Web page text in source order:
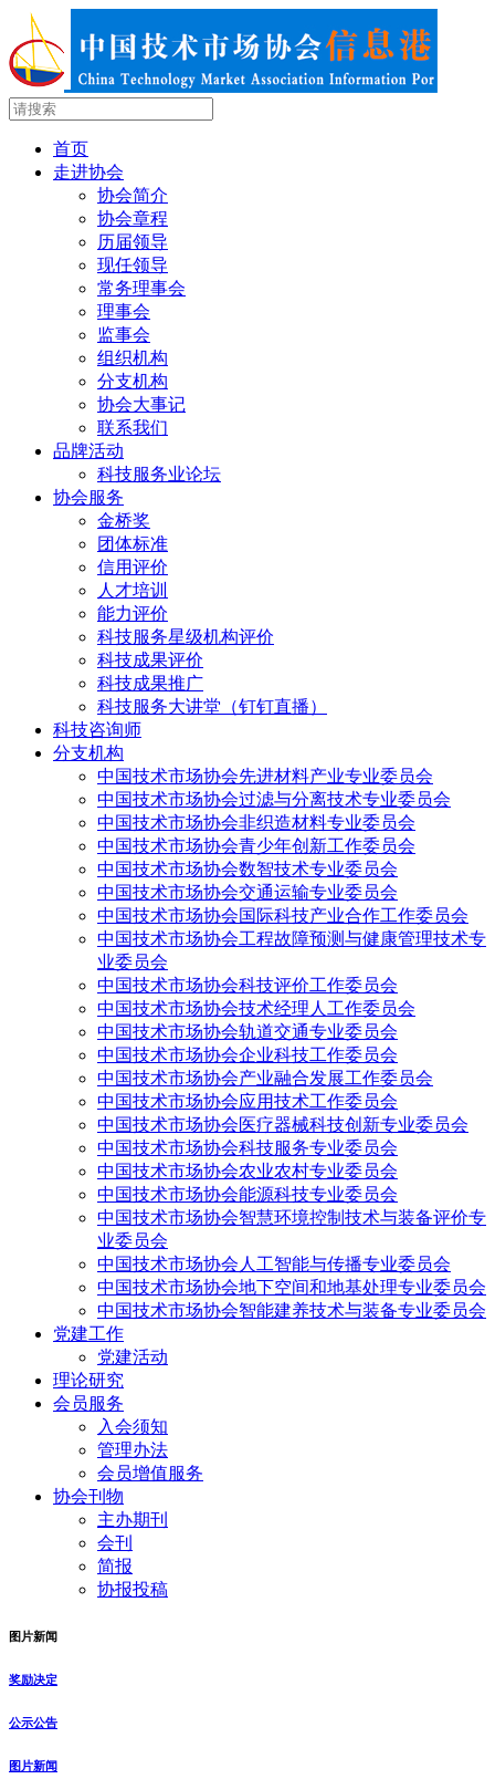
首页
走进协会
协会简介
协会章程
历届领导
现任领导
常务理事会
理事会
监事会
组织机构
分支机构
协会大事记
联系我们
品牌活动
科技服务业论坛
协会服务
金桥奖
团体标准
信用评价
人才培训
能力评价
科技服务星级机构评价
科技成果评价
科技成果推广
科技服务大讲堂（钉钉直播）
科技咨询师
分支机构
中国技术市场协会先进材料产业专业委员会
中国技术市场协会过滤与分离技术专业委员会
中国技术市场协会非织造材料专业委员会
中国技术市场协会青少年创新工作委员会
中国技术市场协会数智技术专业委员会
中国技术市场协会交通运输专业委员会
中国技术市场协会国际科技产业合作工作委员会
中国技术市场协会工程故障预测与健康管理技术专
业委员会
中国技术市场协会科技评价工作委员会
中国技术市场协会技术经理人工作委员会
中国技术市场协会轨道交通专业委员会
中国技术市场协会企业科技工作委员会
中国技术市场协会产业融合发展工作委员会
中国技术市场协会应用技术工作委员会
中国技术市场协会医疗器械科技创新专业委员会
中国技术市场协会科技服务专业委员会
中国技术市场协会农业农村专业委员会
中国技术市场协会能源科技专业委员会
中国技术市场协会智慧环境控制技术与装备评价专
业委员会
中国技术市场协会人工智能与传播专业委员会
中国技术市场协会地下空间和地基处理专业委员会
中国技术市场协会智能建养技术与装备专业委员会
党建工作
党建活动
理论研究
会员服务
入会须知
管理办法
会员增值服务
协会刊物
主办期刊
会刊
简报
协报投稿
图片新闻
奖励决定
公示公告
图片新闻